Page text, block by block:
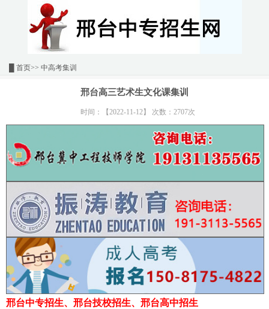
首页>> 中高考集训
邢台高三艺术生文化课集训
时间：【2022-11-12】 次数：2707次
邢台中专招生、邢台技校招生、邢台高中招生